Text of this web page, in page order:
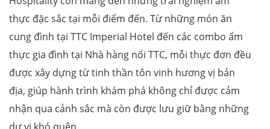
thực đặc sắc tại mỗi điểm đến. Từ những món ăn
cung đình tại TTC Imperial Hotel đến các combo ẩm
thực gia đình tại Nhà hàng nổi TTC, mỗi thực đơn đều
được xây dựng từ tinh thần tôn vinh hương vị bản
địa, giúp hành trình khám phá không chỉ được cảm
nhận qua cảnh sắc mà còn được lưu giữ bằng những